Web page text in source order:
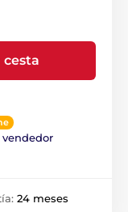
cesta
24 meses